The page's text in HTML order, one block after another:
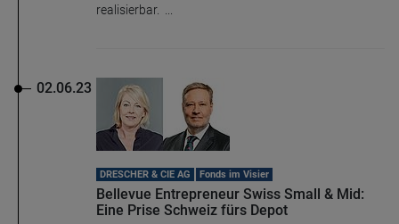
realisierbar. ...
02.06.23
DRESCHER & CIE AG Fonds im Visier
Bellevue Entrepreneur Swiss Small & Mid:
Eine Prise Schweiz fürs Depot